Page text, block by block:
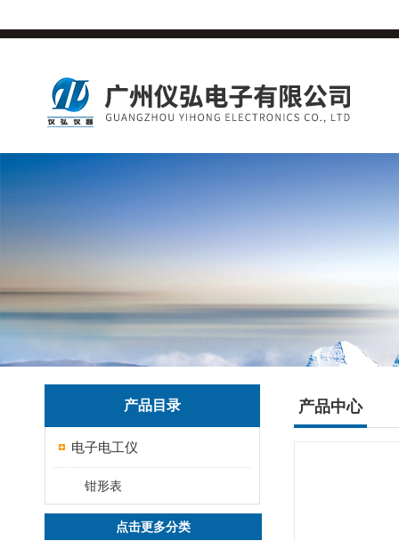
产品目录
电子电工仪
钳形表
点击更多分类
产品中心